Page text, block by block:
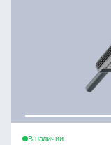
В наличии